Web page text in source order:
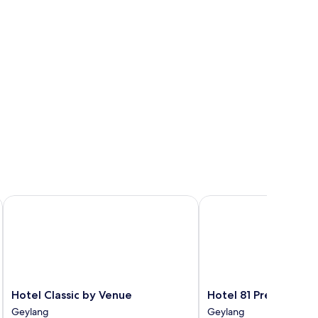
Hotel
Classic
Hotel Classic by Venue
Geylang
Hotel Classic by Venue
Hotel
81
Hotel 81 Premier
Geylang
Hotel 81 Premier